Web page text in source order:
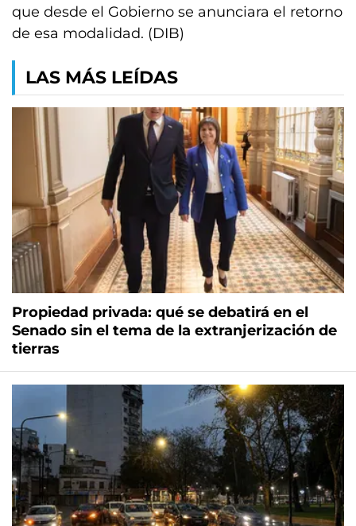
que desde el Gobierno se anunciara el retorno
de esa modalidad. (DIB)
LAS MÁS LEÍDAS
Propiedad privada: qué se debatirá en el
Senado sin el tema de la extranjerización de
tierras